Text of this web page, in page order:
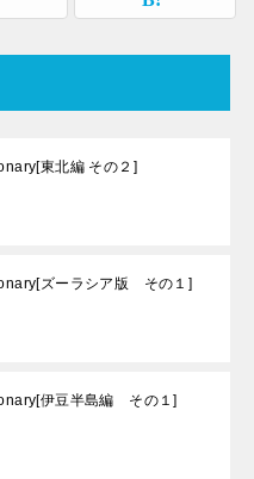
東北編 その２]
ズーラシア版 その１]
伊豆半島編 その１]